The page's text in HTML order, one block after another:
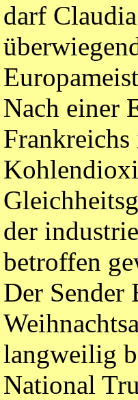
darf
Nach einer
der
betroffen
Der Sender
langweilig
National